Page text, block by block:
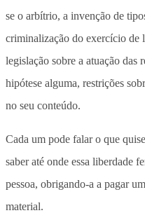
se o arbítrio, a invenção de
criminalização do exercício de
legislação sobre a atuação das
hipótese alguma, restrições
no seu conteúdo.
Cada um pode falar o que
saber até onde essa liberdade
pessoa, obrigando-a a pagar
material.